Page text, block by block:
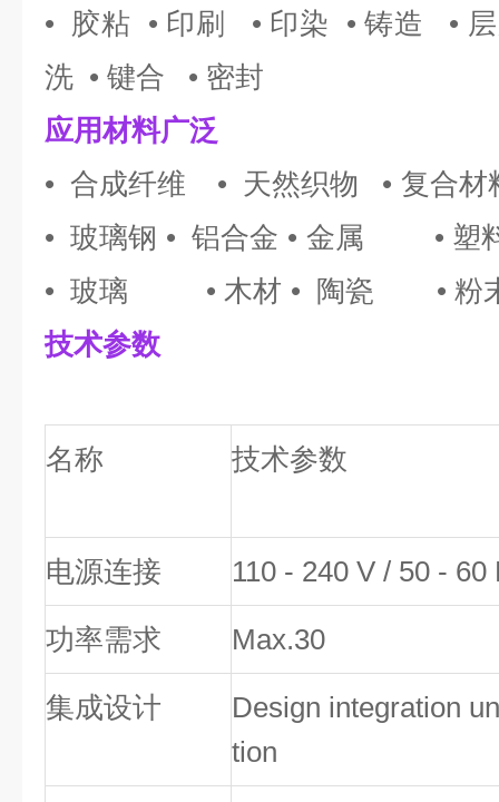
• 胶粘 • 印刷 • 印染 • 铸造 •
洗 • 键合 • 密封
应用材料广泛
• 合成纤维 • 天然织物 • 复合材
• 玻璃钢 • 铝合金 • 金属 • 塑
• 玻璃 • 木材 • 陶瓷 • 粉
技术参数
名称 技术参数
电源连接 110 - 240 V / 50 -
功率需求 Max.30
集成设计
Design integration
tion